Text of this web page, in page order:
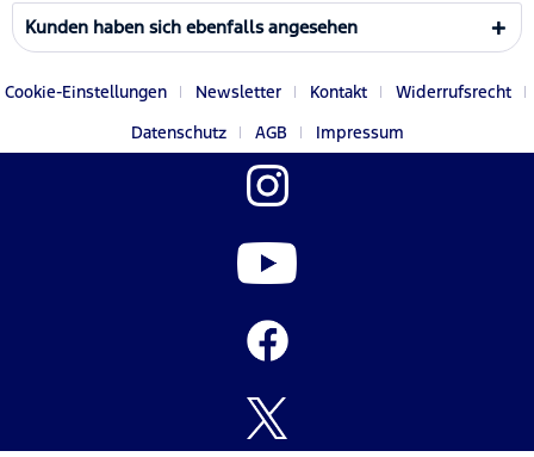
Kunden haben sich ebenfalls angesehen
Cookie-Einstellungen Newsletter Kontakt
Widerrufsrecht
Datenschutz
AGB Impressum